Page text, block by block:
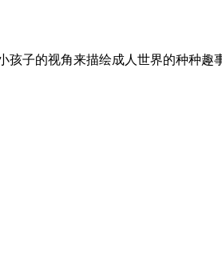
子的视角来描绘成人世界的种种趣